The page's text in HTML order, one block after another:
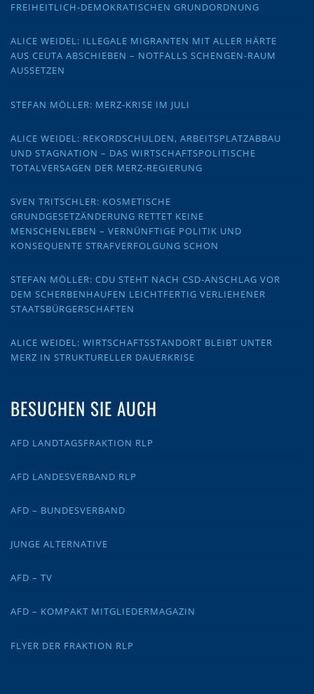
FREIHEITLICH-DEMOKRATISCHEN GRUNDORDNUNG
ALICE WEIDEL: ILLEGALE MIGRANTEN MIT ALLER HÄRTE
AUS CEUTA ABSCHIEBEN – NOTFALLS SCHENGEN-RAUM
AUSSETZEN
STEFAN MÖLLER: MERZ-KRISE IM JULI
ALICE WEIDEL: REKORDSCHULDEN, ARBEITSPLATZABBAU
UND STAGNATION – DAS WIRTSCHAFTSPOLITISCHE
TOTALVERSAGEN DER MERZ-REGIERUNG
SVEN TRITSCHLER: KOSMETISCHE
GRUNDGESETZÄNDERUNG RETTET KEINE
MENSCHENLEBEN – VERNÜNFTIGE POLITIK UND
KONSEQUENTE STRAFVERFOLGUNG SCHON
STEFAN MÖLLER: CDU STEHT NACH CSD-ANSCHLAG VOR
DEM SCHERBENHAUFEN LEICHTFERTIG VERLIEHENER
STAATSBÜRGERSCHAFTEN
ALICE WEIDEL: WIRTSCHAFTSSTANDORT BLEIBT UNTER
MERZ IN STRUKTURELLER DAUERKRISE
BESUCHEN SIE AUCH
AFD LANDTAGSFRAKTION RLP
AFD LANDESVERBAND RLP
AFD – BUNDESVERBAND
JUNGE ALTERNATIVE
AFD – TV
AFD – KOMPAKT MITGLIEDERMAGAZIN
FLYER DER FRAKTION RLP